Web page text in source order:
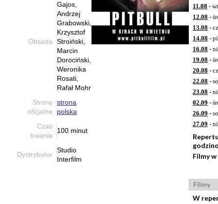
Obsada
Gajos,
Andrzej
Grabowski,
Krzysztof
Stroiński,
Marcin
Dorociński,
Weronika
Rosati,
Rafał Mohr
Strony
oficjalne
strona
polska
Czas
trwania
100 minut
Dystrybutor
Studio
Interfilm
11.08 -
12.08 -
13.08 -
14.08 -
16.08 -
19.08 -
20.08 -
22.08 -
23.08 -
02.09 -
26.09 -
27.09 -
Filmy
Filmy
W